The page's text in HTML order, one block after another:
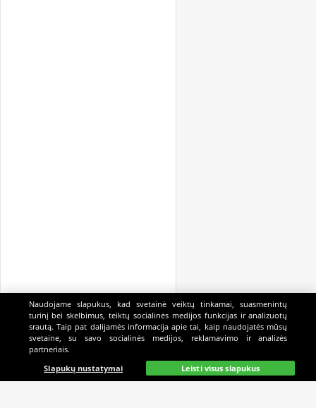
Pagrindinis Gyvai Paieška Mano Kazino
Naudojame slapukus, kad svetainė veiktų tinkamai, suasmenintų
turinį bei skelbimus, teiktų socialinės medijos funkcijas ir analizuotų
srautą. Taip pat dalijamės informacija apie tai, kaip naudojatės mūsų
svetaine, su savo socialinės medijos, reklamavimo ir analizės
partneriais.
Slapukų nustatymai
Leisti visus slapukus